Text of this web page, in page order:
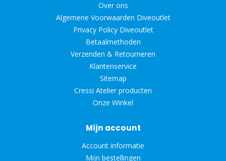
Over ons
Algemene Voorwaarden Diveoutlet
Privacy Policy Diveoutlet
Betaalmethoden
Verzenden & Retourneren
Klantenservice
Sitemap
Cressi Atelier producten
Onze Winkel
Mijn account
Account informatie
Mijn bestellingen